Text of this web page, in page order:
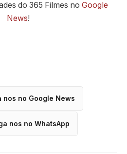
do 365 Filmes no Google
News!
nos no Google News
nos no WhatsApp